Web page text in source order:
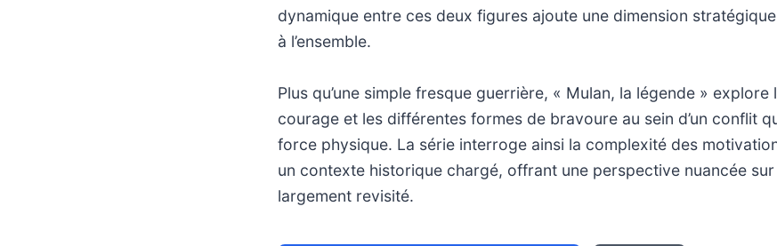
dynamique entre ces deux figures ajoute une dimension
à l’ensemble.
Plus qu’une simple fresque guerrière, « Mulan, la légende » explore
courage et les différentes formes de bravoure au sein d’un conflit
force physique. La série interroge ainsi la complexité des
un contexte historique chargé, offrant une perspective nuancée
largement revisité.